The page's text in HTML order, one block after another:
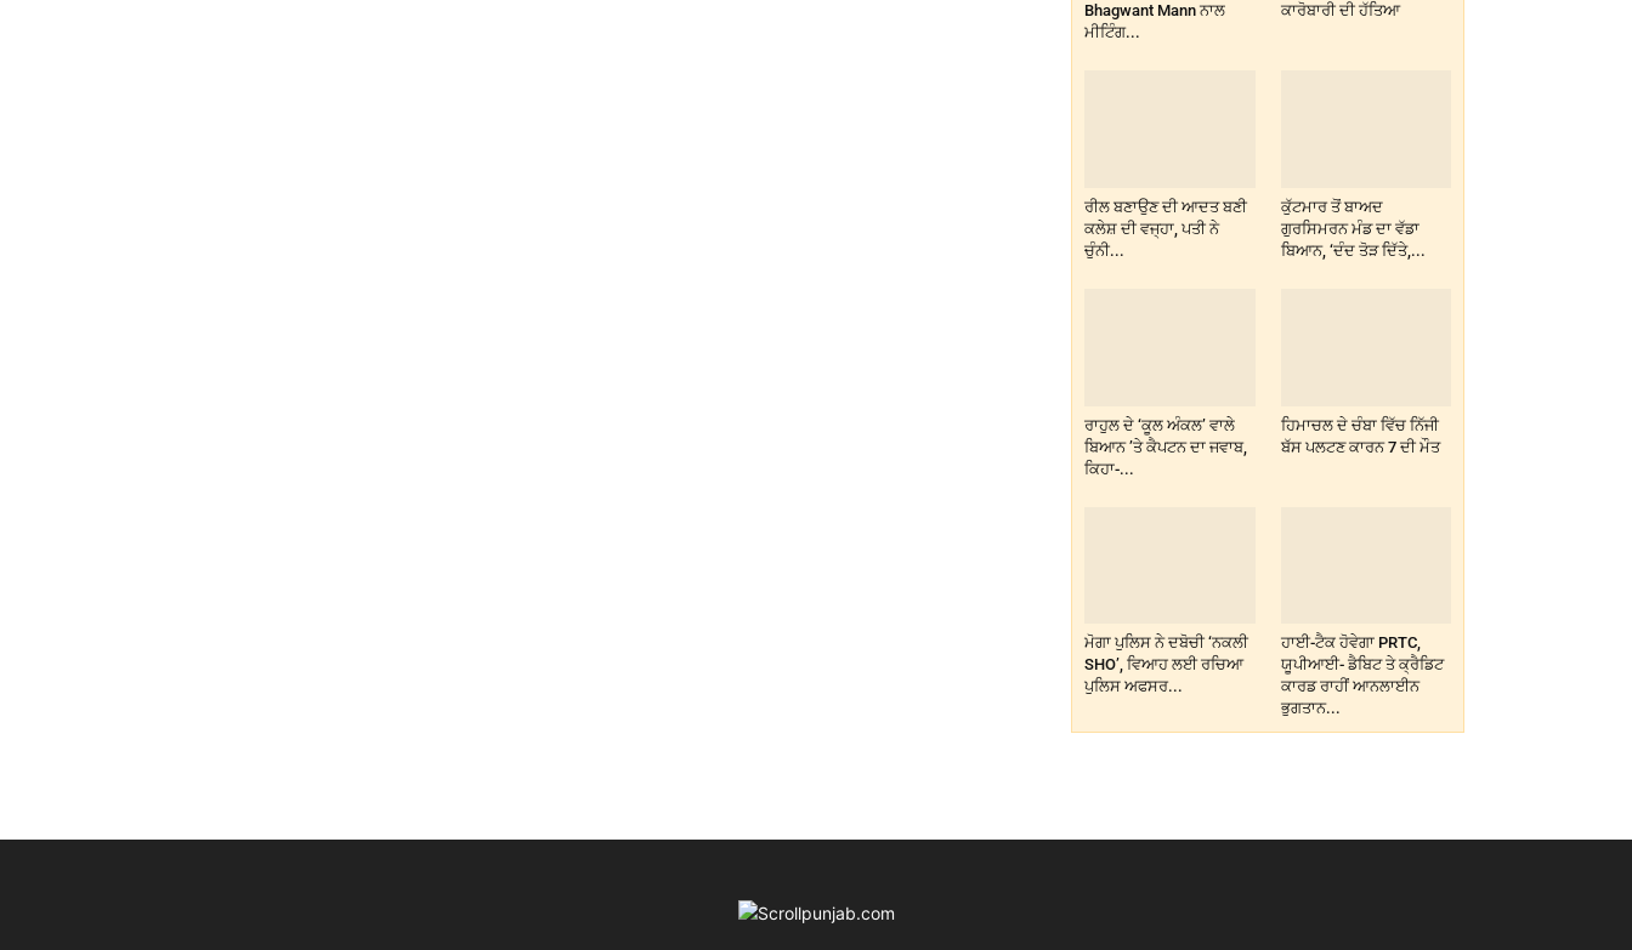
Bhagwant Mann ਨਾਲ
ਮੀਟਿੰਗ...
ਕਾਰੋਬਾਰੀ ਦੀ ਹੱਤਿਆ
ਰੀਲ ਬਣਾਉਣ ਦੀ ਆਦਤ ਬਣੀ
ਕਲੇਸ਼ ਦੀ ਵਜ੍ਹਾ, ਪਤੀ ਨੇ
ਚੁੰਨੀ...
ਕੁੱਟਮਾਰ ਤੋਂ ਬਾਅਦ
ਗੁਰਸਿਮਰਨ ਮੰਡ ਦਾ ਵੱਡਾ
ਬਿਆਨ, ‘ਦੰਦ ਤੋੜ ਦਿੱਤੇ,...
ਰਾਹੁਲ ਦੇ ‘ਕੂਲ ਅੰਕਲ’ ਵਾਲੇ
ਬਿਆਨ ’ਤੇ ਕੈਪਟਨ ਦਾ ਜਵਾਬ,
ਕਿਹਾ-...
ਹਿਮਾਚਲ ਦੇ ਚੰਬਾ ਵਿੱਚ ਨਿੱਜੀ
ਬੱਸ ਪਲਟਣ ਕਾਰਨ 7 ਦੀ ਮੌਤ
ਮੋਗਾ ਪੁਲਿਸ ਨੇ ਦਬੋਚੀ ‘ਨਕਲੀ
SHO’, ਵਿਆਹ ਲਈ ਰਚਿਆ
ਪੁਲਿਸ ਅਫਸਰ...
ਹਾਈ-ਟੈਕ ਹੋਵੇਗਾ PRTC,
ਯੂਪੀਆਈ- ਡੈਬਿਟ ਤੇ ਕ੍ਰੈਡਿਟ
ਕਾਰਡ ਰਾਹੀਂ ਆਨਲਾਈਨ
ਭੁਗਤਾਨ...